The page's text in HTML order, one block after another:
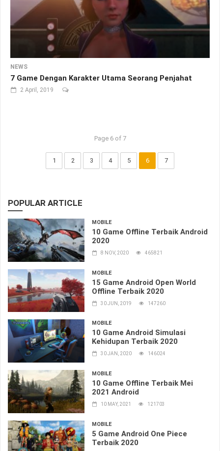
NEWS
7 Game Dengan Karakter Utama Seorang Penjahat
2 April, 2019
Page 6 of 7
1 2 3 4 5 6 7
POPULAR ARTICLE
MOBILE
10 Game Offline Terbaik Android
2020
8 NOV, 2020 465821
MOBILE
15 Game Android Open World
Offline Terbaik 2020
30 JUN, 2019 147260
MOBILE
10 Game Android Simulasi
Kehidupan Terbaik 2020
30 JAN, 2020 146024
MOBILE
10 Game Offline Terbaik Mei
2021 Android
10 MAY, 2021 121703
MOBILE
5 Game Android One Piece
Terbaik 2020